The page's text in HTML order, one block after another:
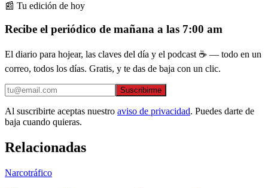
📰 Tu edición de hoy
Recibe el periódico de mañana a las 7:00 am
El diario para hojear, las claves del día y el podcast ☕ — todo en un
correo, todos los días. Gratis, y te das de baja con un clic.
Suscribirme
Al suscribirte aceptas nuestro aviso de privacidad. Puedes darte de
baja cuando quieras.
Relacionadas
Narcotráfico